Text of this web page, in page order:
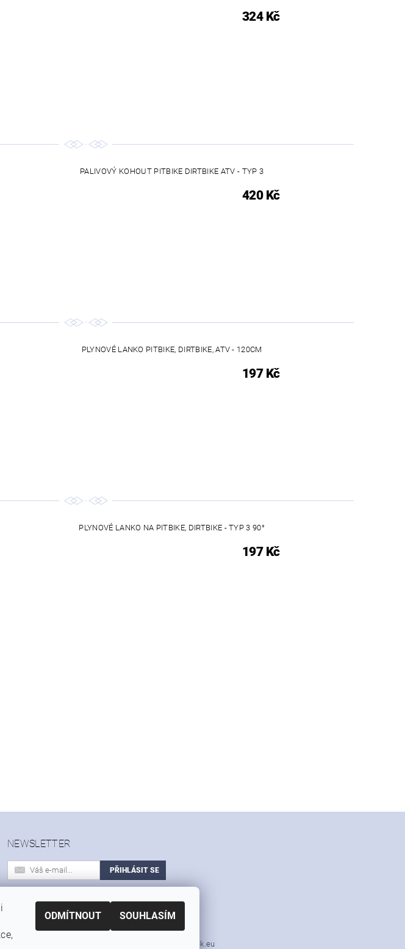
324 Kč
PALIVOVÝ KOHOUT PITBIKE DIRTBIKE ATV - TYP 3
420 Kč
PLYNOVÉ LANKO PITBIKE, DIRTBIKE, ATV - 120CM
197 Kč
PLYNOVÉ LANKO NA PITBIKE, DIRTBIKE - TYP 3 90°
197 Kč
NEWSLETTER
podmínkami ochrany osobních údajů
Profi nářadí v akci Simek.eu
ODMÍTNOUT SOUHLASÍM